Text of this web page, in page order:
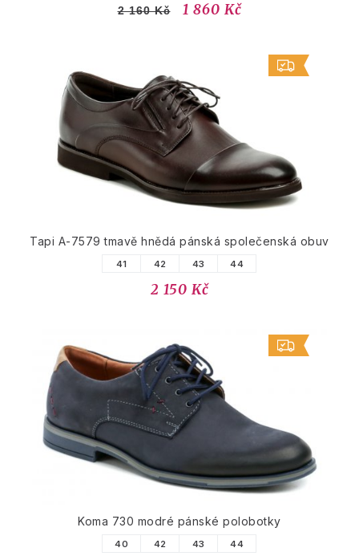
2 160 Kč 1 860 Kč
Tapi A-7579 tmavě hnědá pánská společenská obuv
41 42 43 44
2 150 Kč
Koma 730 modré pánské polobotky
40 42 43 44